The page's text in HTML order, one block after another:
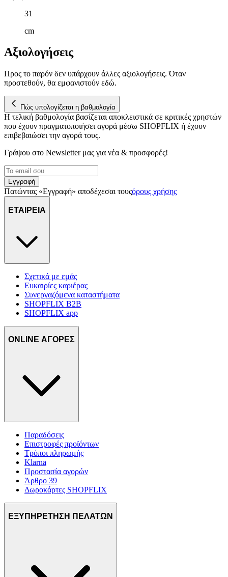
31
cm
Αξιολογήσεις
Προς το παρόν δεν υπάρχουν άλλες αξιολογήσεις. Όταν
προστεθούν, θα εμφανιστούν εδώ.
Πώς υπολογίζεται η βαθμολογία
Η τελική βαθμολογία βασίζεται αποκλειστικά σε κριτικές χρηστών
που έχουν πραγματοποιήσει αγορά μέσω SHOPFLIX ή έχουν
επιβεβαιώσει την αγορά τους.
Γράψου στο Νewsletter μας για νέα & προσφορές!
Εγγραφή
Πατώντας «Εγγραφή» αποδέχεσαι τουςόρους χρήσης
ΕΤΑΙΡΕΙΑ
Σχετικά με εμάς
Ευκαιρίες καριέρας
Συνεργαζόμενα καταστήματα
SHOPFLIX B2B
SHOPFLIX app
ONLINE ΑΓΟΡΕΣ
Παραδόσεις
Επιστροφές προϊόντων
Τρόποι πληρωμής
Klarna
Προστασία αγορών
Άρθρο 39
Δωροκάρτες SHOPFLIX
ΕΞΥΠΗΡΕΤΗΣΗ ΠΕΛΑΤΩΝ